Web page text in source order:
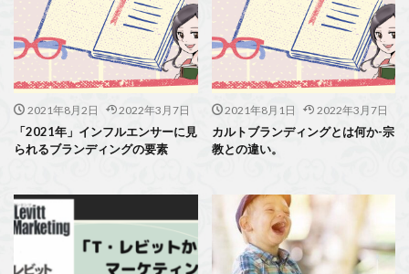
2021年8月2日 2022年3月7日
「2021年」インフルエンサーに見
られるブランディングの要素
2021年8月1日 2022年3月7日
カルトブランディングとは何か-宗
教との違い。